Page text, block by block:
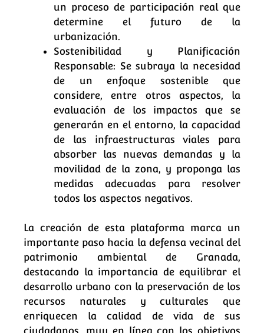
un proceso de participación real que
determine el futuro de la
urbanización.
Sostenibilidad y Planificación
Responsable: Se subraya la necesidad
de un enfoque sostenible que
considere, entre otros aspectos, la
evaluación de los impactos que se
generarán en el entorno, la capacidad
de las infraestructuras viales para
absorber las nuevas demandas y la
movilidad de la zona, y proponga las
medidas adecuadas para resolver
todos los aspectos negativos.
La creación de esta plataforma marca un
importante paso hacia la defensa vecinal del
patrimonio ambiental de Granada,
destacando la importancia de equilibrar el
desarrollo urbano con la preservación de los
recursos naturales y culturales que
enriquecen la calidad de vida de sus